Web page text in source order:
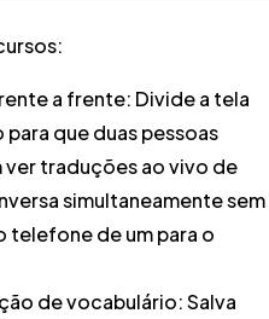
a frente: Divide a tela
para que duas pessoas
ver traduções ao vivo de
simultaneamente sem
telefone de um para o
de vocabulário:Salva